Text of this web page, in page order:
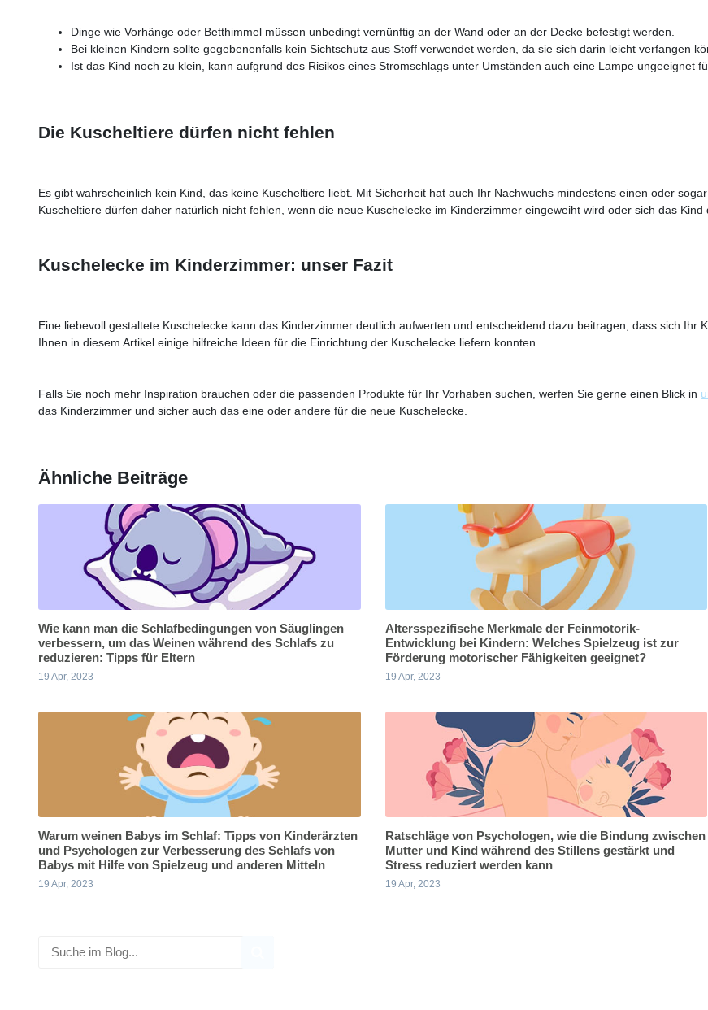
Dinge wie Vorhänge oder Betthimmel müssen unbedingt vernünftig an der Wand oder an der Decke befestigt werden.
Bei kleinen Kindern sollte gegebenenfalls kein Sichtschutz aus Stoff verwendet werden, da sie sich darin leicht verfangen
Ist das Kind noch zu klein, kann aufgrund des Risikos eines Stromschlags unter Umständen auch eine Lampe ungeeignet
Die Kuscheltiere dürfen nicht fehlen
Es gibt wahrscheinlich kein Kind, das keine Kuscheltiere liebt. Mit Sicherheit hat auch Ihr Nachwuchs mindestens einen oder
Kuscheltiere dürfen daher natürlich nicht fehlen, wenn die neue Kuschelecke im Kinderzimmer eingeweiht wird oder sich das Kind
Kuschelecke im Kinderzimmer: unser Fazit
Eine liebevoll gestaltete Kuschelecke kann das Kinderzimmer deutlich aufwerten und entscheidend dazu beitragen, dass sich
Ihnen in diesem Artikel einige hilfreiche Ideen für die Einrichtung der Kuschelecke liefern konnten.
Falls Sie noch mehr Inspiration brauchen oder die passenden Produkte für Ihr Vorhaben suchen, werfen Sie gerne einen Blick in
das Kinderzimmer und sicher auch das eine oder andere für die neue Kuschelecke.
Ähnliche Beiträge
Wie kann man die Schlafbedingungen von Säuglingen
verbessern, um das Weinen während des Schlafs zu
reduzieren: Tipps für Eltern
19 Apr, 2023
Altersspezifische Merkmale der Feinmotorik-
Entwicklung bei Kindern: Welches Spielzeug ist zur
Förderung motorischer Fähigkeiten geeignet?
19 Apr, 2023
Warum weinen Babys im Schlaf: Tipps von Kinderärzten
und Psychologen zur Verbesserung des Schlafs von
Babys mit Hilfe von Spielzeug und anderen Mitteln
19 Apr, 2023
Ratschläge von Psychologen, wie die Bindung zwischen
Mutter und Kind während des Stillens gestärkt und
Stress reduziert werden kann
19 Apr, 2023